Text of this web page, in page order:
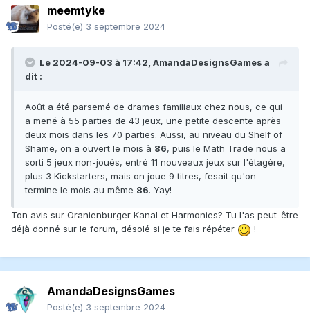
meemtyke
Posté(e) 3 septembre 2024
Le 2024-09-03 à 17:42, AmandaDesignsGames a
dit :
Août a été parsemé de drames familiaux chez nous, ce qui
a mené à 55 parties de 43 jeux, une petite descente après
deux mois dans les 70 parties. Aussi, au niveau du Shelf of
Shame, on a ouvert le mois à 86, puis le Math Trade nous a
sorti 5 jeux non-joués, entré 11 nouveaux jeux sur l'étagère,
plus 3 Kickstarters, mais on joue 9 titres, fesait qu'on
termine le mois au même 86. Yay!
Ton avis sur Oranienburger Kanal et Harmonies? Tu l'as peut-être
déjà donné sur le forum, désolé si je te fais répéter
!
AmandaDesignsGames
Posté(e) 3 septembre 2024